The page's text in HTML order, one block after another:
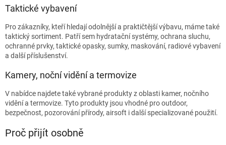
Taktické vybavení
Pro zákazníky, kteří hledají odolnější a praktičtější výbavu, máme také
taktický sortiment. Patří sem hydratační systémy, ochrana sluchu,
ochranné prvky, taktické opasky, sumky, maskování, radiové vybavení
a další příslušenství.
Kamery, noční vidění a termovize
V nabídce najdete také vybrané produkty z oblasti kamer, nočního
vidění a termovize. Tyto produkty jsou vhodné pro outdoor,
bezpečnost, pozorování přírody, airsoft i další specializované použití.
Proč přijít osobně